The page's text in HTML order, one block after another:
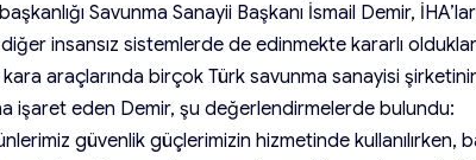
Savunma Sanayii Başkanı İsmail Demir,
diğer insansız sistemlerde de edinmekte kararlı
kara araçlarında birçok Türk savunma sanayisi
işaret eden Demir, şu değerlendirmelerde bulundu:
güvenlik güçlerimizin hizmetinde kullanılırken,